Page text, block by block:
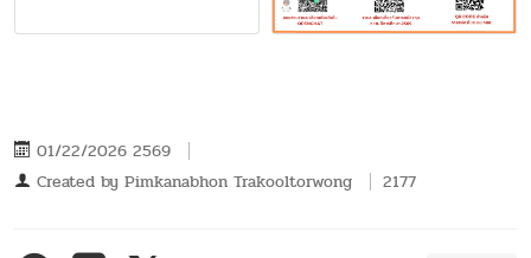
01/22/2026 2569
Created by Pimkanabhon Trakooltorwong 2177